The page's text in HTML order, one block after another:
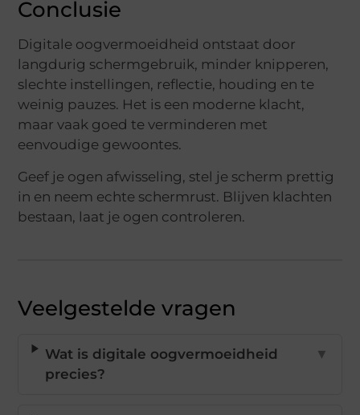
Conclusie
Digitale oogvermoeidheid ontstaat door
langdurig schermgebruik, minder knipperen,
slechte instellingen, reflectie, houding en te
weinig pauzes. Het is een moderne klacht,
maar vaak goed te verminderen met
eenvoudige gewoontes.
Geef je ogen afwisseling, stel je scherm prettig
in en neem echte schermrust. Blijven klachten
bestaan, laat je ogen controleren.
Veelgestelde vragen
Wat is digitale oogvermoeidheid
precies?
▼